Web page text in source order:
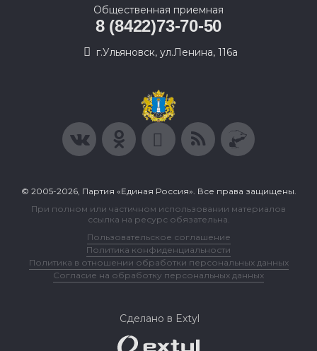
Общественная приемная
8 (8422)73-70-50
г.Ульяновск, ул.Ленина, 116а
© 2005-2026, Партия «Единая Россия». Все права защищены.
При полном или частичном использовании материалов
ссылка на ресурс обязательна.
Пользовательское соглашение
Политика конфиденциальности
Политика в отношении обработки персональных данных
Согласие на обработку персональных данных
Сделано в Extyl